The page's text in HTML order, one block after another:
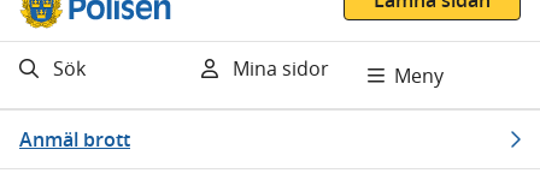
Sök Mina sidor Meny
Anmäl brott